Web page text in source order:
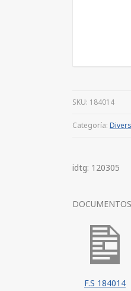
SKU: 184014
Categoría:
idtg: 120305
F.S 184014